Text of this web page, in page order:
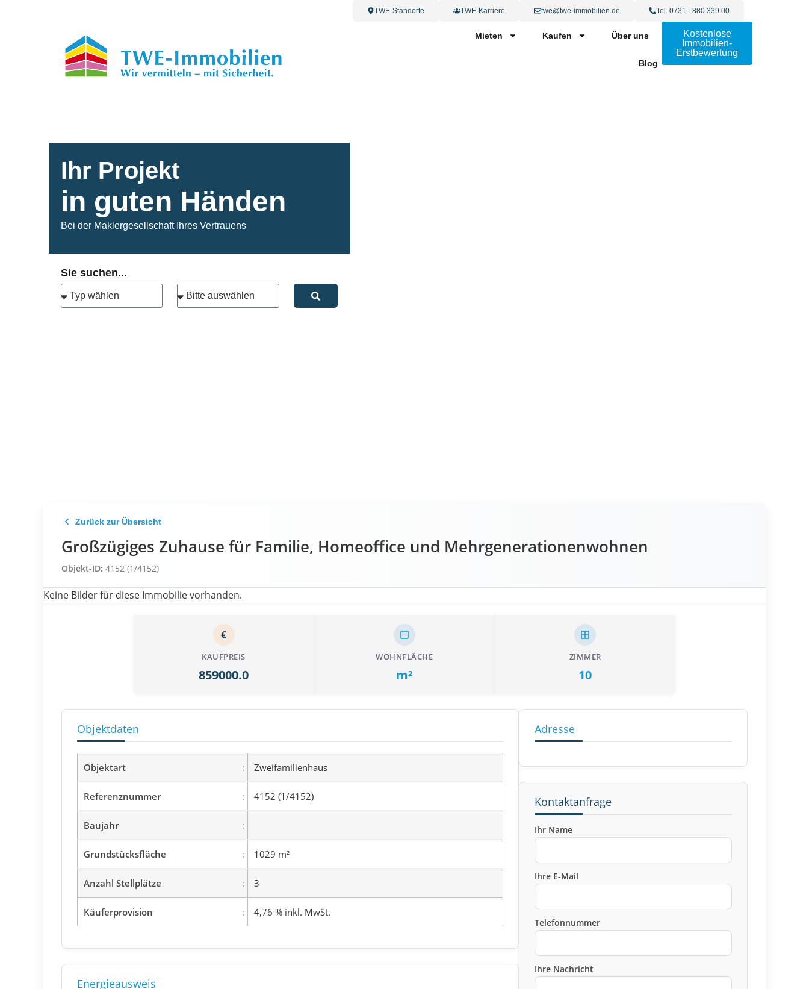
Tel. 0731 - 880 339 00
twe@twe-immobilien.de
TWE-Karriere
TWE-Standorte
Mieten Kaufen Über uns
Blog
Kostenlose
Immobilien-
Erstbewertung
Ihr Projekt
in guten Händen
Bei der Maklergesellschaft Ihres Vertrauens
Sie suchen...
Zurück zur Übersicht
Großzügiges Zuhause für Familie, Homeoffice und Mehrgenerationenwohnen
Objekt-ID: 4152 (1/4152)
Keine Bilder für diese Immobilie vorhanden.
€
KAUFPREIS
859000.0
WOHNFLÄCHE
m²
ZIMMER
10
Objektdaten
Objektart Zweifamilienhaus
Referenznummer 4152 (1/4152)
Baujahr
Grundstücksfläche 1029 m²
Anzahl Stellplätze 3
Käuferprovision 4,76 % inkl. MwSt.
Energieausweis
Adresse
Kontaktanfrage
Ihr Name
Ihre E-Mail
Telefonnummer
Ihre Nachricht